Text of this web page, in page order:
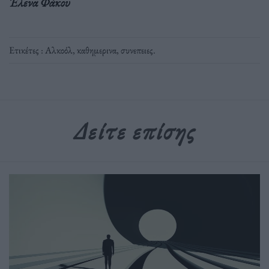
Ετικέτες :Αλκοόλ,καθημερινα,συνεπειες.
Δείτε επίσης